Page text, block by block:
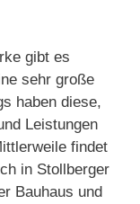
gibt es
sehr große
haben diese,
Leistungen
findet
in Stollberger
Bauhaus und